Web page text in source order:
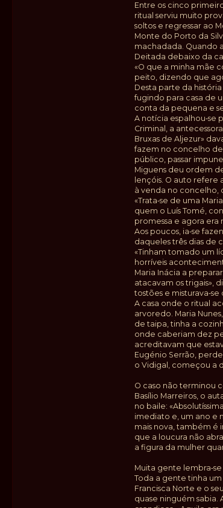
Entre os cinco
ritual serviu muito
soltos e regressar ao
Monte do Porto da
machadada. Quando
Deitada debaixo da
«O que a minha mãe
peito, dizendo que
Desta parte da
fugindo para casa de
conta da pequena e
A notícia espalhou‑se
Criminal, a
Bruxas de Aljezur»
fazem no concelho de
público, passar
Miguens deu ordem
lençóis. O auto
à venda no concelho,
«Trata‑se de uma
quem o Luís Tomé,
promessa e agora era
Aos poucos, ia‑se
daqueles três dias de
«Tinham tomado um
horríveis
Maria Inácia a
atacavam os trigais»,
tostões e
A casa onde o ritual
arvoredo. Maria
de taipa, tinha a
onde caberiam dez
acreditavam que
Eugénio Serrão,
o Vidigal, começou a
O caso não terminou
Basílio Marreiros, o
no baile:
imediato e, um ano e
mais nova, também é
que a loucura não
a figura da mulher
Muita gente
Toda a gente tinha
Francisca Norte e o
quase ninguém sabia.